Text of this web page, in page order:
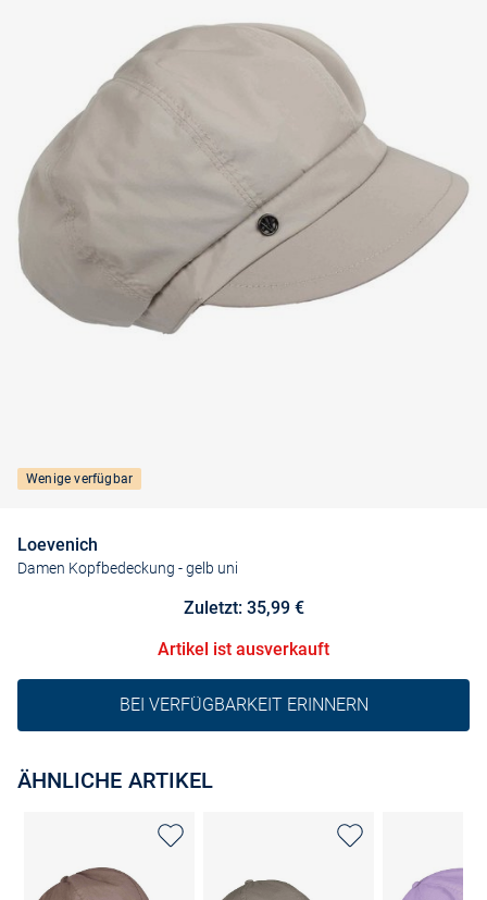
Wenige verfügbar
Loevenich
Damen Kopfbedeckung - gelb uni
Zuletzt: 35,99 €
Artikel ist ausverkauft
BEI VERFÜGBARKEIT ERINNERN
ÄHNLICHE ARTIKEL